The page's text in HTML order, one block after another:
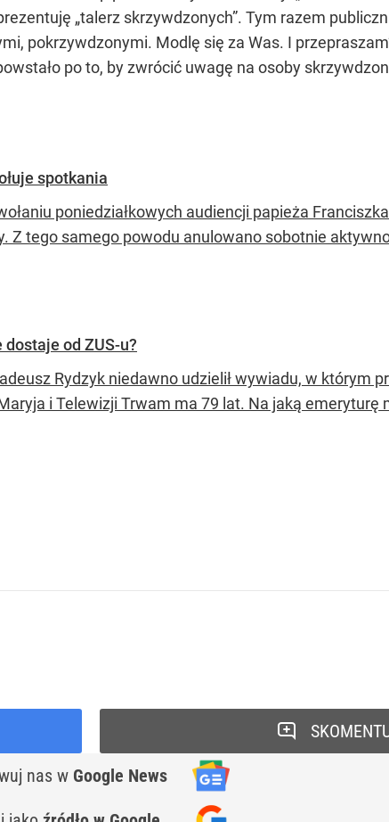
„talerz skrzywdzonych”. Tym razem
pokrzywdzonymi. Modlę się za Was. I
po to, by zwrócić uwagę na osoby
spotkania
poniedziałkowych audiencji papieża
Z tego samego powodu anulowano sobotnie
dostaje od ZUS-u?
Rydzyk niedawno udzielił wywiadu, w którym
i Telewizji Trwam ma 79 lat. Na jaką emeryturę
nas w Google News